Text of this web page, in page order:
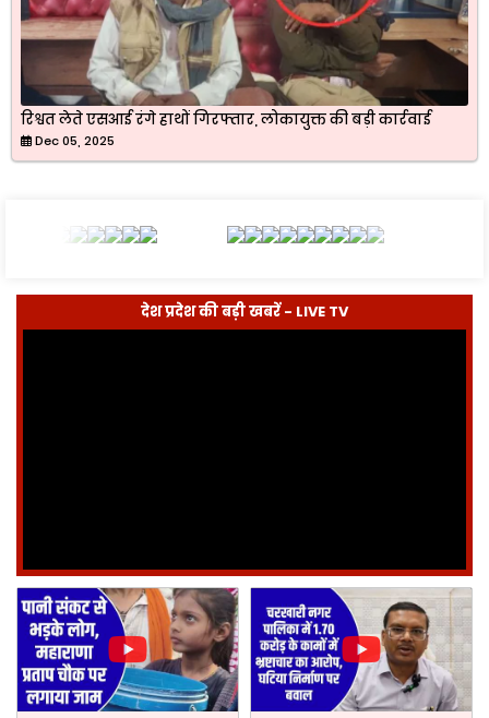
रिश्वत लेते एसआई रंगे हाथों गिरफ्तार, लोकायुक्त की बड़ी कार्रवाई
Dec 05, 2025
देश प्रदेश की बड़ी खबरें - LIVE TV